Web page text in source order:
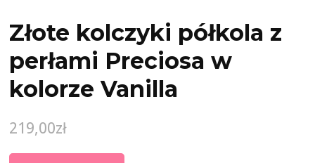
Złote kolczyki półkola z
perłami Preciosa w
kolorze Vanilla
219,00zł